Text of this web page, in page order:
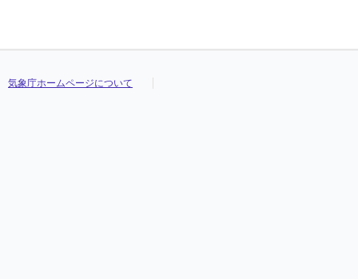
気象庁ホームページについて